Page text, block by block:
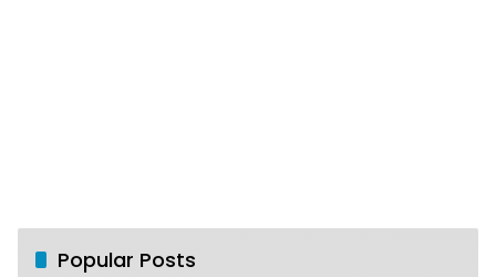
Popular Posts